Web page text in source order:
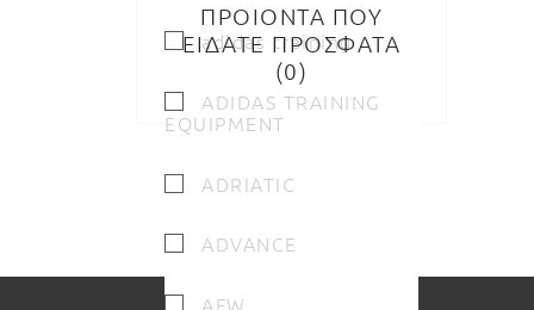
adidas training
ADIDAS TRAINING
EQUIPMENT
ADRIATIC
ADVANCE
AFW
ΠΡΟΙΟΝΤΑ ΠΟΥ
ΕΙΔΑΤΕ ΠΡΟΣΦΑΤΑ
0